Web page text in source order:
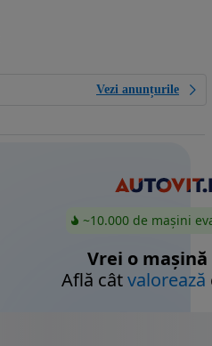
Vezi anunțurile
~10.000 de mașini
Vrei o mașină
Află câtvalorează